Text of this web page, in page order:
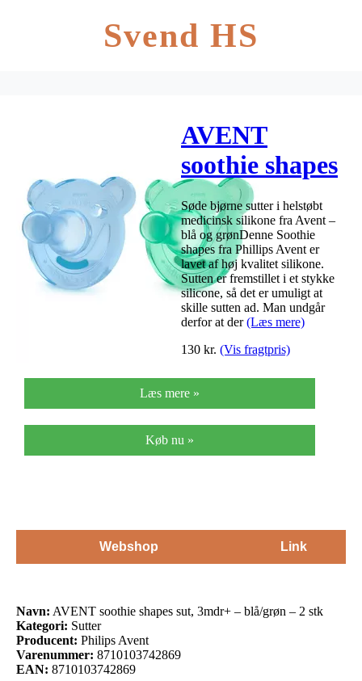
Svend HS
AVENT
soothie shapes
sut, 3mdr+ –
blå/grøn – 2
stk
Søde bjørne sutter i helstøbt
medicinsk silikone fra Avent –
blå og grønDenne Soothie
shapes fra Phillips Avent er
lavet af høj kvalitet silikone.
Sutten er fremstillet i et stykke
silicone, så det er umuligt at
skille sutten ad. Man undgår
derfor at der(Læs mere)
130 kr. (Vis fragtpris)
Læs mere »
Køb nu »
Webshop Link
Navn: AVENT soothie shapes sut, 3mdr+ – blå/grøn – 2 stk
Kategori: Sutter
Producent: Philips Avent
Varenummer: 8710103742869
EAN: 8710103742869